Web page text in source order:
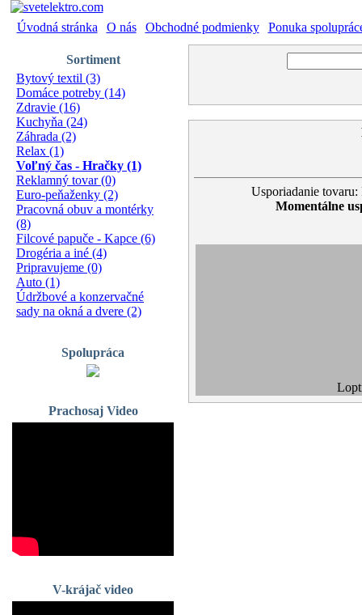
Úvodná stránka O nás| Obchodné podmienky| Ponuka
Sortiment
Bytový textil (3)
Domáce potreby (14)
Zdravie (16)
Kuchyňa (24)
Záhrada (2)
Relax (1)
Voľný čas - Hračky (1)
Reklamný tovar (0)
Euro-peňaženky (2)
Pracovná obuv a montérky
(8)
Filcové papuče - Kapce (6)
Drogéria a iné (4)
Pripravujeme (0)
Auto (1)
Údržbové a konzervačné
sady na okná a dvere (2)
Spolupráca
Prachosaj Video
V-krájač video
Usporiadanie tovaru:
Momentálne